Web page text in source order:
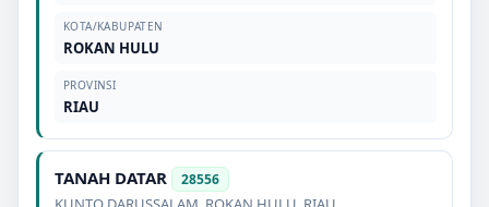
KOTA/KABUPATEN
ROKAN HULU
PROVINSI
RIAU
TANAH DATAR 28556